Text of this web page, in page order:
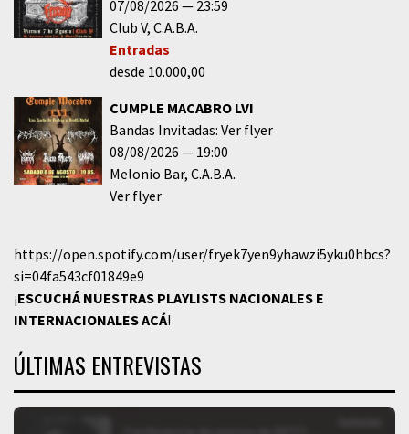
07/08/2026
23:59
Club V C.A.B.A.
Entradas
desde 10.000,00
CUMPLE MACABRO LVI
Bandas Invitadas: Ver flyer
08/08/2026
19:00
Melonio Bar C.A.B.A.
Ver flyer
https://open.spotify.com/user/fryek7yen9yhawzi5yku0hbcs?
si=04fa543cf01849e9
¡ESCUCHÁ NUESTRAS PLAYLISTS NACIONALES E
INTERNACIONALESACÁ!
ÚLTIMAS ENTREVISTAS